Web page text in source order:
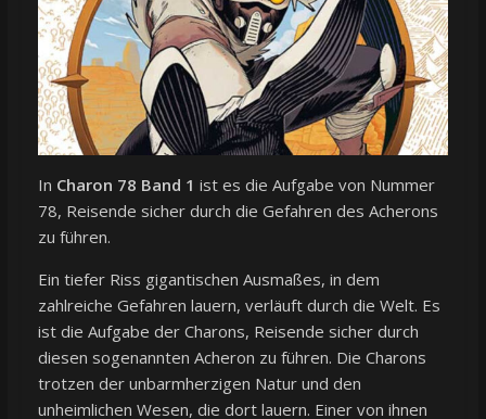
In Charon 78 Band 1 ist es die Aufgabe von Nummer
78, Reisende sicher durch die Gefahren des Acherons
zu führen.
Ein tiefer Riss gigantischen Ausmaßes, in dem
zahlreiche Gefahren lauern, verläuft durch die Welt. Es
ist die Aufgabe der Charons, Reisende sicher durch
diesen sogenannten Acheron zu führen. Die Charons
trotzen der unbarmherzigen Natur und den
unheimlichen Wesen, die dort lauern. Einer von ihnen